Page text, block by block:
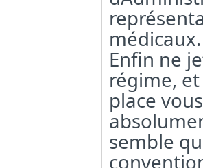
médicaux.
Enfin ne
régime,
place
semble